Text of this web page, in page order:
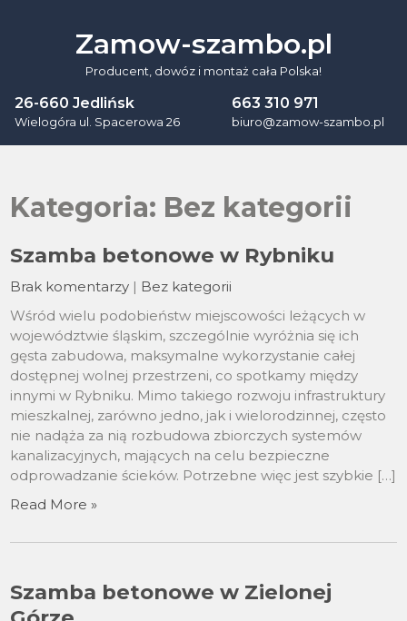
Zamow-szambo.pl
Producent, dowóz i montaż cała Polska!
26-660 Jedlińsk
Wielogóra ul. Spacerowa 26
663 310 971
biuro@zamow-szambo.pl
Kategoria: Bez kategorii
Szamba betonowe w Rybniku
Brak komentarzy | Bez kategorii
Wśród wielu podobieństw miejscowości leżących w
województwie śląskim, szczególnie wyróżnia się ich
gęsta zabudowa, maksymalne wykorzystanie całej
dostępnej wolnej przestrzeni, co spotkamy między
innymi w Rybniku. Mimo takiego rozwoju infrastruktury
mieszkalnej, zarówno jedno, jak i wielorodzinnej, często
nie nadąża za nią rozbudowa zbiorczych systemów
kanalizacyjnych, mających na celu bezpieczne
odprowadzanie ścieków. Potrzebne więc jest szybkie […]
Read More »
Szamba betonowe w Zielonej